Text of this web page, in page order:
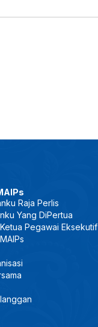
Raja Perlis
Yang DiPertua
Pegawai Eksekutif